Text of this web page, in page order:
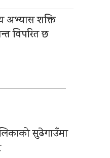
अभ्यास शक्ति
विपरित छ
सुढेगाउँमा